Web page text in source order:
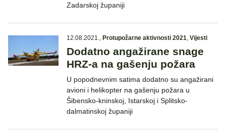
Zadarskoj županiji
12.08.2021., Protupožarne aktivnosti 2021, Vijesti
Dodatno angažirane snage
HRZ-a na gašenju požara
U popodnevnim satima dodatno su angažirani
avioni i helikopter na gašenju požara u
Šibensko-kninskoj, Istarskoj i Splitsko-
dalmatinskoj županiji